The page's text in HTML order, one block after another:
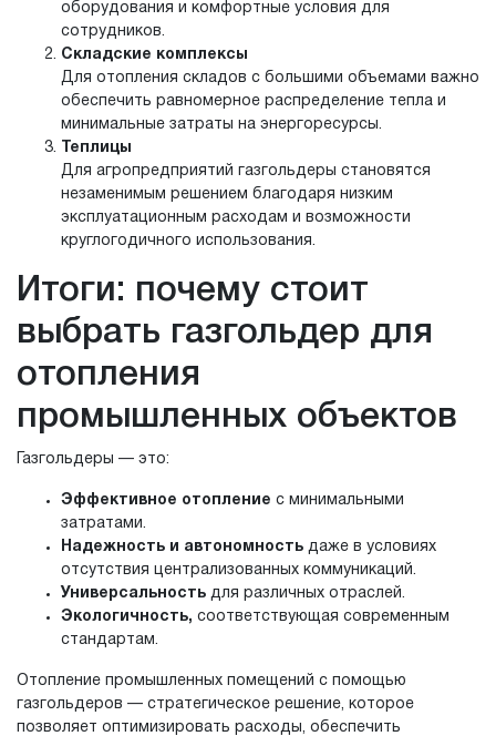
оборудования и комфортные условия для
сотрудников.
Складские комплексы
Для отопления складов с большими объемами важно
обеспечить равномерное распределение тепла и
минимальные затраты на энергоресурсы.
Теплицы
Для агропредприятий газгольдеры становятся
незаменимым решением благодаря низким
эксплуатационным расходам и возможности
круглогодичного использования.
Итоги: почему стоит
выбрать газгольдер для
отопления
промышленных объектов
Газгольдеры — это:
Эффективное отопление с минимальными
затратами.
Надежность и автономность даже в условиях
отсутствия централизованных коммуникаций.
Универсальность для различных отраслей.
Экологичность, соответствующая современным
стандартам.
Отопление промышленных помещений с помощью
газгольдеров — стратегическое решение, которое
позволяет оптимизировать расходы, обеспечить